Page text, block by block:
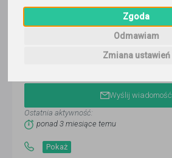
Zgoda
Odmawiam
Zmiana ustawień
Wyślij wiadomość
Ostatnia aktywność:
ponad 3 miesiące temu
Pokaż